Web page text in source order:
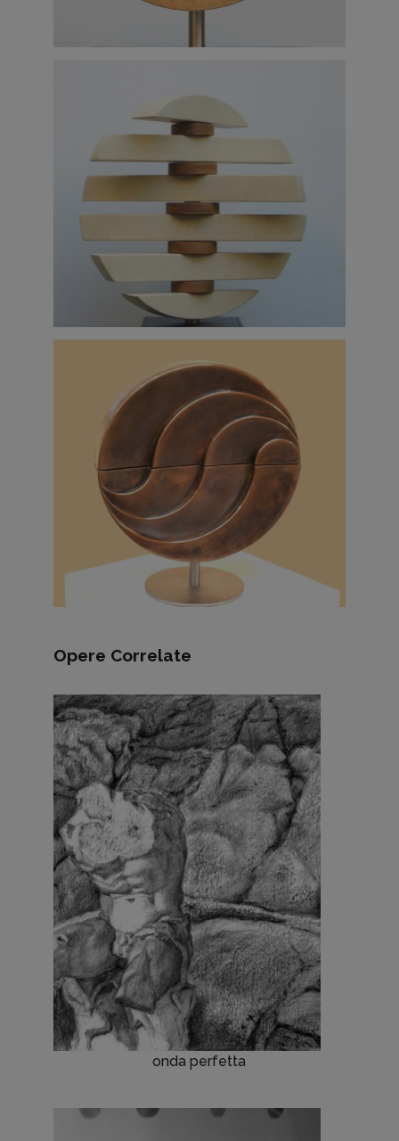
Opere Correlate
onda perfetta